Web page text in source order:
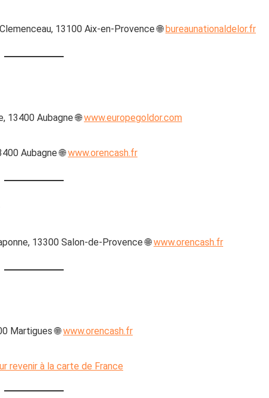
13100 Aix-en-Provence 🌐bureaunationaldelor.fr
13400 Aubagne 🌐www.europegoldor.com
Aubagne 🌐www.orencash.fr
13300 Salon-de-Provence 🌐www.orencash.fr
Martigues 🌐www.orencash.fr
revenir à la carte de France